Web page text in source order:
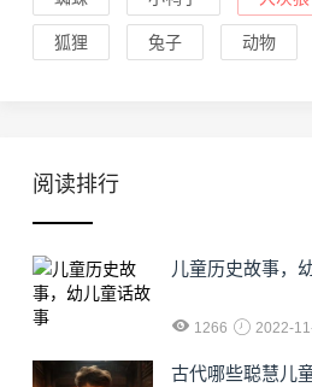
狐狸 兔子 动物
阅读排行
儿童历史故事，
1266 2022-
古代哪些聪慧儿